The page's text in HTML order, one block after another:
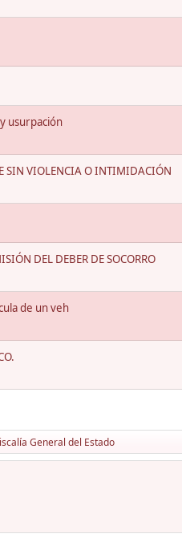
usurpación
SIN VIOLENCIA O INTIMIDACIÓN
DEL DEBER DE SOCORRO
de un veh
General del Estado